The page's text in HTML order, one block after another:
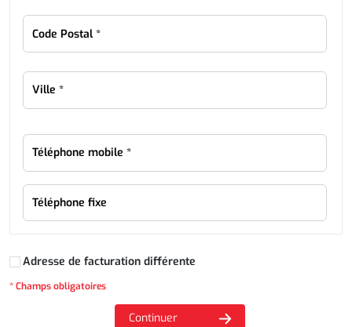
Adresse de facturation différente
* Champs obligatoires
Continuer